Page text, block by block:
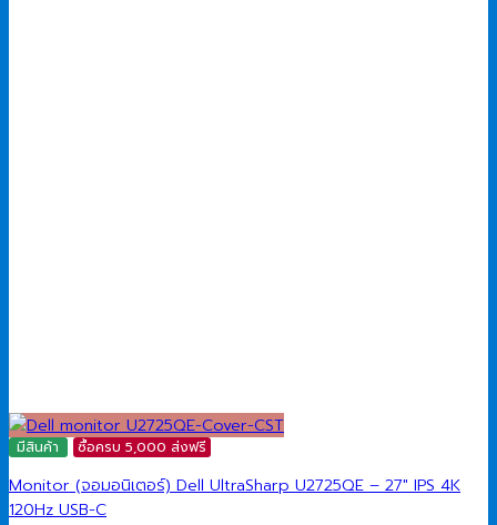
มีสินค้า ซื้อครบ 5,000 ส่งฟรี
Monitor (จอมอนิเตอร์) Dell UltraSharp U2725QE – 27″ IPS 4K
120Hz USB-C